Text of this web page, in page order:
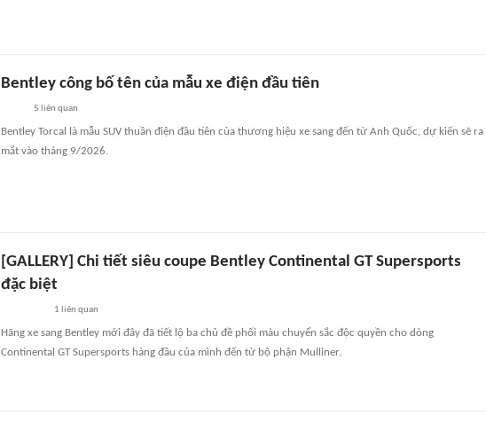
Bentley công bố tên của mẫu xe điện đầu tiên
5 liên quan
Bentley Torcal là mẫu SUV thuần điện đầu tiên của thương hiệu xe sang đến từ Anh Quốc, dự kiến sẽ ra
mắt vào tháng 9/2026.
[GALLERY] Chi tiết siêu coupe Bentley Continental GT Supersports
đặc biệt
1 liên quan
Hãng xe sang Bentley mới đây đã tiết lộ ba chủ đề phối màu chuyển sắc độc quyền cho dòng
Continental GT Supersports hàng đầu của mình đến từ bộ phận Mulliner.